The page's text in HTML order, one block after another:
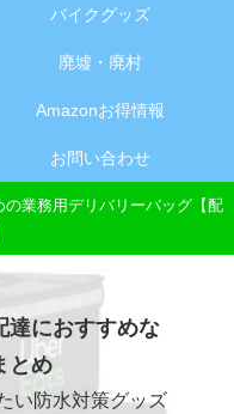
バイクグッズ
廃墟・廃村
Amazonお得情報
お問い合わせ
の業務用デリバリーバッグ【配
達におすすめな
とめ
い防水対策グッズ